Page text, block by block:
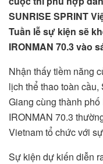
SUNRISE SPRINT
Tuần lễ sự kiện sẽ
IRONMAN 70.3 vào
Nhận thấy tiềm năng
lịch thể thao toàn
Giang cùng thành
IRONMAN 70.3
Vietnam tổ chức với
Sự kiện dự kiến diễn